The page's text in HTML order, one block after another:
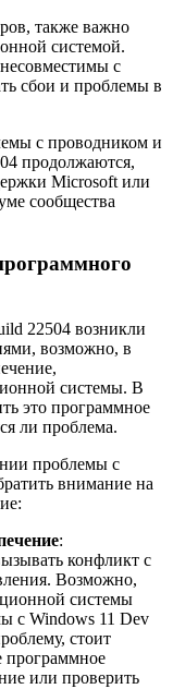
также важно
системой.
с
сбои и проблемы в
с проводником и
продолжаются,
Microsoft или
сообщества
22504 возникли
возможно, в
системы. В
это программное
ли проблема.
проблемы с
внимание на
:
конфликт с
Возможно,
системы
с Windows 11 Dev
стоит
программное
или проверить